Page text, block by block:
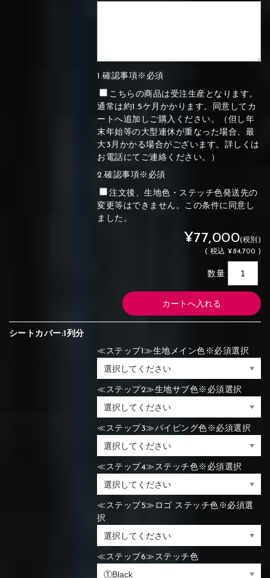
1.確認事項※必須
こちらの商品は受注生産となります。
通常は約1.5ケ月かかります。同意してカ
ートへ追加しご購入ください。（但し年
末年始等の大型連休が重なった場合、最
大3月かかる場合がございます。詳しくは
お電話にてご連絡ください。）
2.確認事項※必須
注文後、生地色・ステッチ色発送先の
変更等はできません。この条件に同意し
ました。
¥77,000(税別)
( 税込 ¥84,700 )
数量
シートカバー:1列分
≪ステップ1≫生地メイン色※必須選択
≪ステップ2≫生地サブ色※必須選択
≪ステップ3≫パイピング色※必須選択
≪ステップ4≫ステッチ色※必須選択
≪ステップ5≫ロゴ ステッチ色※必須選
択
≪ステップ6≫ステッチ色